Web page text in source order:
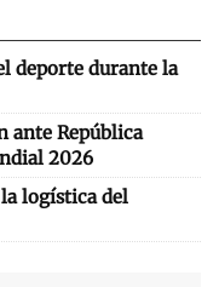
deporte durante la
ante República
2026
logística del